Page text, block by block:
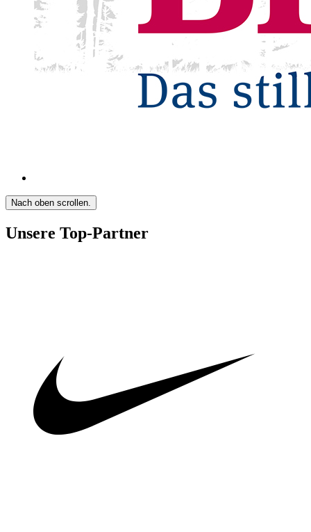
Nach oben scrollen.
Unsere Top-Partner